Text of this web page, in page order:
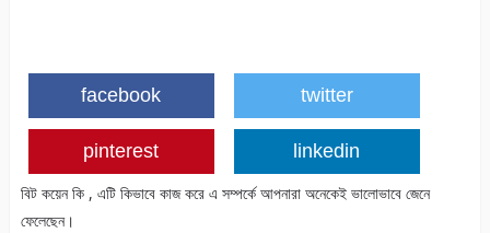
facebook twitter
pinterest linkedin
বিট কয়েন কি , এটি কিভাবে কাজ করে এ সম্পর্কে আপনারা অনেকেই ভালোভাবে জেনে
ফেলেছেন।